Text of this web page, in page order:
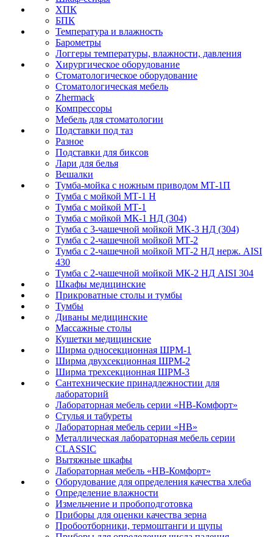
ХПК
БПК
Температура и влажность
Барометры
Логгеры температуры, влажности, давления
Хирургическое оборудование
Стоматологическое оборудование
Стоматологическая мебель
Zhermack
Компрессоры
Мебель для стоматологии
Подставки под таз
Разное
Подставки для биксов
Лари для белья
Вешалки
Тумба-мойка с ножным приводом МТ-1П
Тумба с мойкой МТ-1 Н
Тумба с мойкой МТ-1
Тумба с мойкой МК-1 НД (304)
Тумба с 3-чашечной мойкой МK-3 НД (304)
Тумба с 2-чашечной мойкой МТ-2
Тумба с 2-чашечной мойкой МТ-2 НД нерж. AISI
430
Тумба с 2-чашечной мойкой МК-2 НД AISI 304
Шкафы медицинские
Прикроватные столы и тумбы
Тумбы
Диваны медицинские
Массажные столы
Кушетки медицинские
Ширма односекционная ШРМ-1
Ширма двухсекционная ШРМ-2
Ширма трехсекционная ШРМ-3
Сантехнические принадлежностии для
лабораторий
Лабораторная мебель серии «НВ-Комфорт»
Стулья и табуреты
Лабораторная мебель серии «НВ»
Металлическая лабораторная мебель серии
CLASSIC
Вытяжные шкафы
Лабораторная мебель «НВ-Комфорт»
Оборудование для определения качества хлеба
Определение влажности
Измельчение и пробоподготовка
Приборы для оценки качества зерна
Пробоотборники, термоштанги и щупы